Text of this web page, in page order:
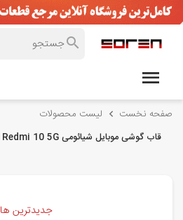
صفحه نخست لیست محصولات
قاب گوشی موبایل شیائومی Xiaomi Redmi 10 5G
جدیدترین ها